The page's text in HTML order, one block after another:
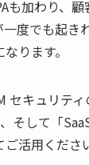
も加わり、
一度でも起
ります。
セキュリテ
そして「
活用くださ